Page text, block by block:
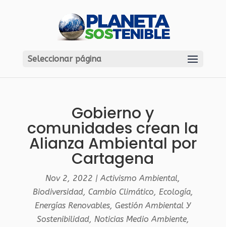
Seleccionar página
Gobierno y
comunidades crean la
Alianza Ambiental por
Cartagena
Nov 2, 2022 |Activismo Ambiental,
Biodiversidad, Cambio Climático, Ecología,
Energías Renovables,Gestión Ambiental Y
Sostenibilidad, Noticias Medio Ambiente,